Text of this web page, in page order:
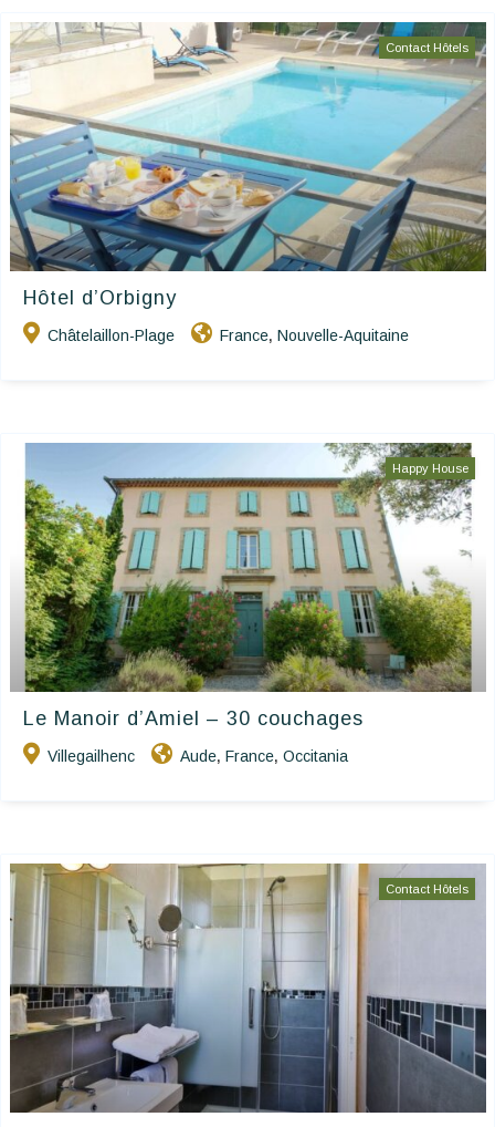
Contact Hôtels
Hôtel d’Orbigny
Châtelaillon-Plage France, Nouvelle-Aquitaine
Happy House
Le Manoir d’Amiel – 30 couchages
Villegailhenc Aude, France, Occitania
Contact Hôtels